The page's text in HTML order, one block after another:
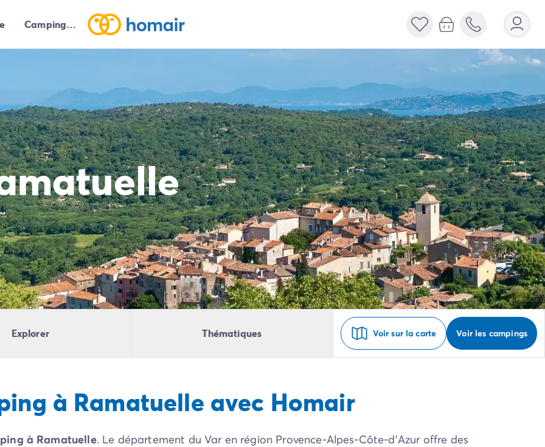
Campings autour de moi
Explorer Thématiques Voir sur la carte Voir les campings
à Ramatuelle avec Homair
à Ramatuelle. Le département du Var en région Provence-Alpes-Côte-d’Azur offre des